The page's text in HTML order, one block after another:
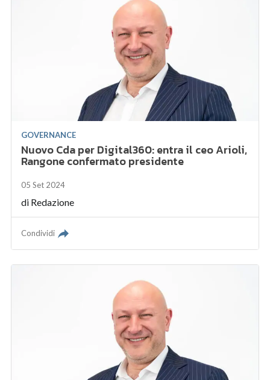
GOVERNANCE
Nuovo Cda per Digital360: entra il ceo Arioli,
Rangone confermato presidente
05 Set 2024
di Redazione
Condividi